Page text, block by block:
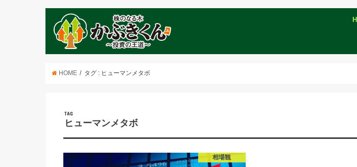
HOME タグ : ヒューマンメタボ
TAG
ヒューマンメタボ
相場観